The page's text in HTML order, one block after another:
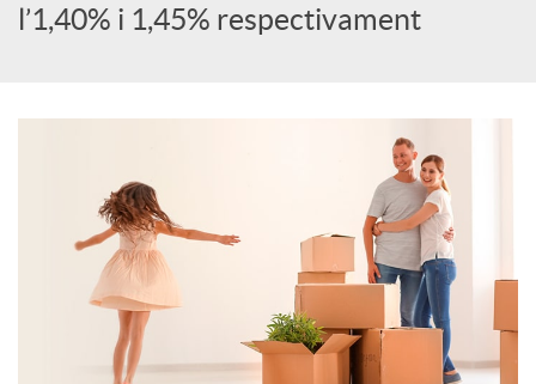
c
i
l’1,40% i 1,45% respectivament